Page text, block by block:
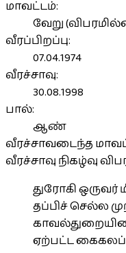
மாவட்டம்:
வேறு
வீரப்பிறப்பு:
07.04.1974
வீரச்சாவு:
30.08.1998
பால்:
ஆண்
வீரச்சாவடைந்த
வீரச்சாவு நிகழ்வு
துரோகி
தப்பிச் செல்ல
ஏற்பட்ட